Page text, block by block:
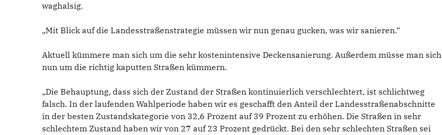
waghalsig.
„Mit Blick auf die Landesstraßenstrategie müssen wir nun genau gucken, was wir sanieren.“
Aktuell kümmere man sich um die sehr kostenintensive Deckensanierung. Außerdem müsse man sich
nun um die richtig kaputten Straßen kümmern.
„Die Behauptung, dass sich der Zustand der Straßen kontinuierlich verschlechtert, ist schlichtweg
falsch. In der laufenden Wahlperiode haben wir es geschafft den Anteil der Landesstraßenabschnitte
in der besten Zustandskategorie von 32,6 Prozent auf 39 Prozent zu erhöhen. Die Straßen in sehr
schlechtem Zustand haben wir von 27 auf 23 Prozent gedrückt. Bei den sehr schlechten Straßen sei